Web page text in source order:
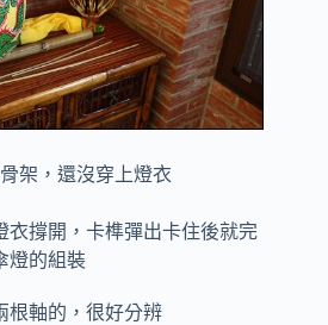
架，還沒穿上燈衣
衣撐開，卡榫彈出卡住後就完
燈的組裝
根軸的，很好分辨